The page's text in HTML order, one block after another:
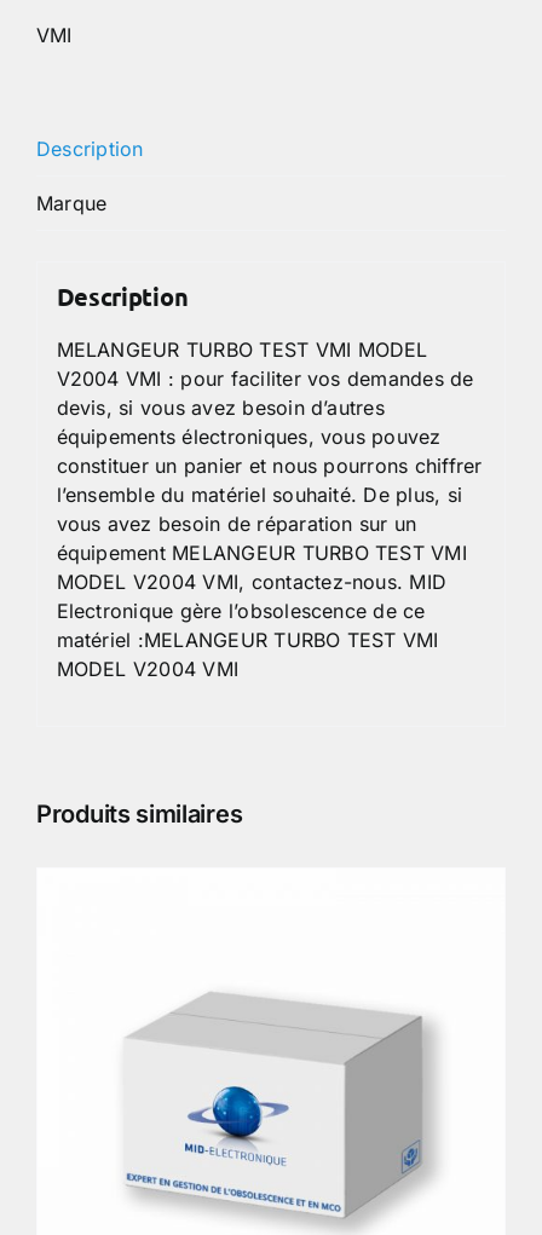
VMI
Description
Marque
Description
MELANGEUR TURBO TEST VMI MODEL
V2004 VMI : pour faciliter vos demandes de
devis, si vous avez besoin d’autres
équipements électroniques, vous pouvez
constituer un panier et nous pourrons chiffrer
l’ensemble du matériel souhaité. De plus, si
vous avez besoin de réparation sur un
équipement MELANGEUR TURBO TEST VMI
MODEL V2004 VMI, contactez-nous. MID
Electronique gère l’obsolescence de ce
matériel :MELANGEUR TURBO TEST VMI
MODEL V2004 VMI
Produits similaires